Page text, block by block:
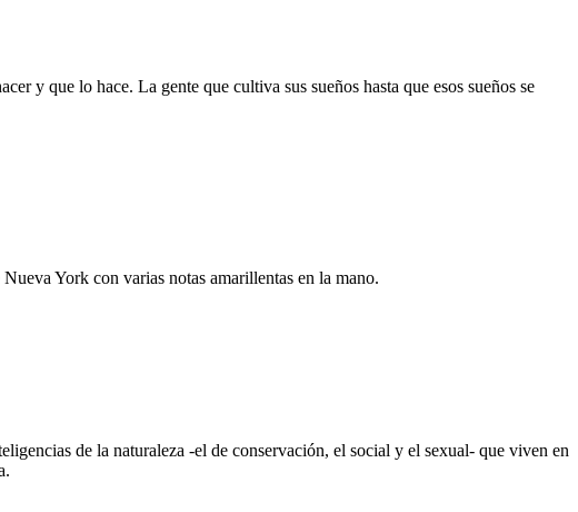
y que lo hace. La gente que cultiva sus sueños hasta que esos sueños se
York con varias notas amarillentas en la mano.
de la naturaleza -el de conservación, el social y el sexual- que viven en